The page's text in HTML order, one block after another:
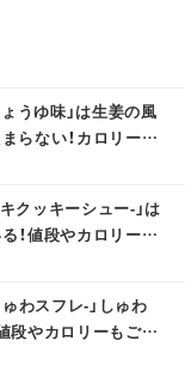
うゆ味」は生姜の風
らない！カロリーや
クッキーシュー-」は
！値段やカロリーも
わスフレ-」しゅわ
段やカロリーもご紹